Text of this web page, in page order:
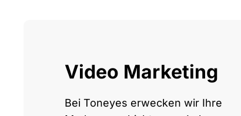
Video Marketing
Bei Toneyes erwecken wir Ihre